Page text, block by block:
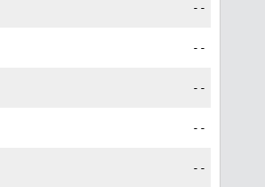
--
--
--
--
--